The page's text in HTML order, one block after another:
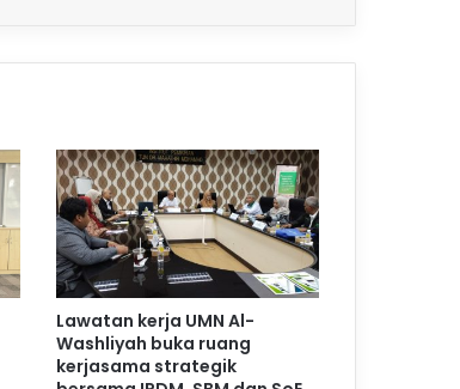
Lawatan kerja UMN Al-
Washliyah buka ruang
kerjasama strategik